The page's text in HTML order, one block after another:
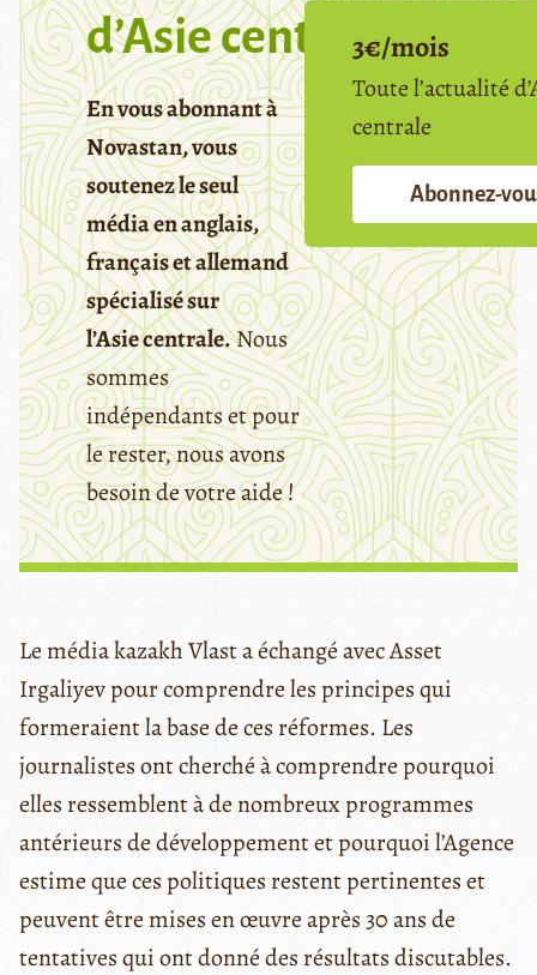
d’Asie centrale
En vous abonnant à
Novastan, vous
soutenez le seul
média en anglais,
français et allemand
spécialisé sur
l’Asie centrale.Nous
sommes
indépendants et pour
le rester, nous avons
besoin de votre aide !
3€/mois
Toute l’actualité
centrale
Abonnez-
Le média kazakh Vlast a échangé avec Asset
Irgaliyev pour comprendre les principes qui
formeraient la base de ces réformes. Les
journalistes ont cherché à comprendre pourquoi
elles ressemblent à de nombreux programmes
antérieurs de développement et pourquoi l’Agence
estime que ces politiques restent pertinentes et
peuvent être mises en œuvre après 30 ans de
tentatives qui ont donné des résultats discutables.